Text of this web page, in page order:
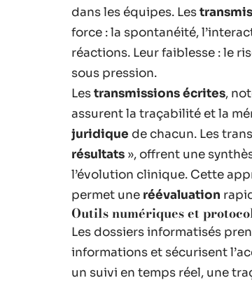
dans les équipes. Les
force : la spontanéité,
réactions. Leur faiblesse : le
sous pression.
Lestransmissions écrites,
assurent la traçabilité et la
juridique de chacun. Les
résultats », offrent une
l’évolution clinique. Cette
permet une réévaluation
Outils numériques et
Les dossiers informatisés
informations et sécurisent
un suivi en temps réel, une